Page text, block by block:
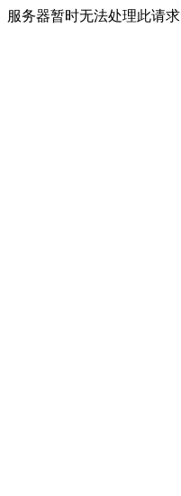
服务器暂时无法处理此请求